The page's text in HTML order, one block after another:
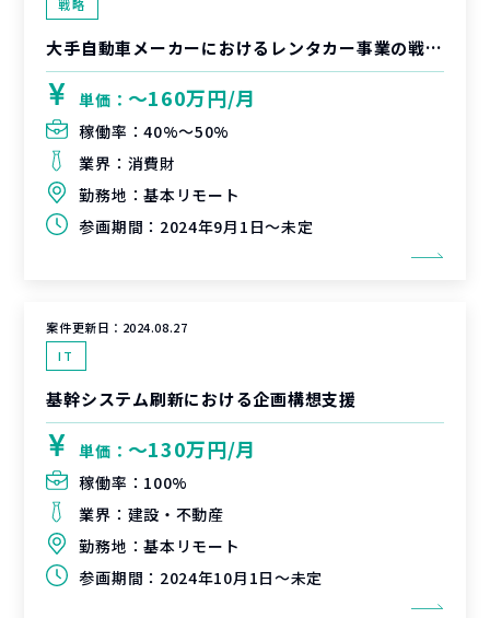
戦略
大手自動車メーカーにおけるレンタカー事業の戦略立案・PoC実行支援
単価： 〜160万円/月
稼働率：40%〜50%
業界： 消費財
勤務地：基本リモート
参画期間： 2024年9月1日～未定
案件更新日： 2024.08.27
IT
基幹システム刷新における企画構想支援
単価： 〜130万円/月
稼働率： 100%
業界： 建設・不動産
勤務地：基本リモート
参画期間： 2024年10月1日～未定